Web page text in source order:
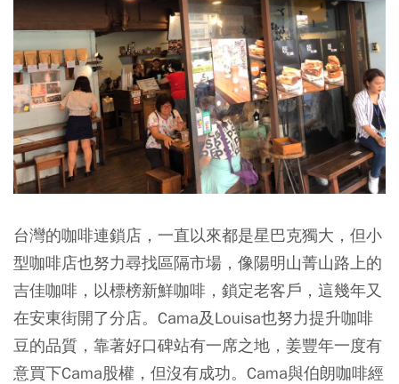
台灣的咖啡連鎖店，一直以來都是星巴克獨大，但小
型咖啡店也努力尋找區隔市場，像陽明山菁山路上的
吉佳咖啡，以標榜新鮮咖啡，鎖定老客戶，這幾年又
在安東街開了分店。Cama及Louisa也努力提升咖啡
豆的品質，靠著好口碑站有一席之地，姜豐年一度有
意買下Cama股權，但沒有成功。Cama與伯朗咖啡經